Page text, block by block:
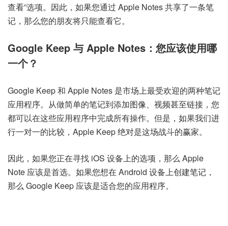
查看”选项。因此，如果您通过 Apple Notes 共享了一条笔
记，那么您的朋友将只能查看它。
Google Keep 与 Apple Notes：您应该使用哪
一个？
Google Keep 和 Apple Notes 是市场上最受欢迎的两种笔记
应用程序。从做简单的笔记到添加图像、视频甚至链接，您
都可以在这些应用程序中完成所有操作。但是，如果我们进
行一对一的比较，Apple Keep 绝对是这场战斗的赢家。
因此，如果您正在寻找 iOS 设备上的选项，那么 Apple
Note 应该是首选。如果您想在 Android 设备上创建笔记，
那么 Google Keep 应该是适合您的应用程序。